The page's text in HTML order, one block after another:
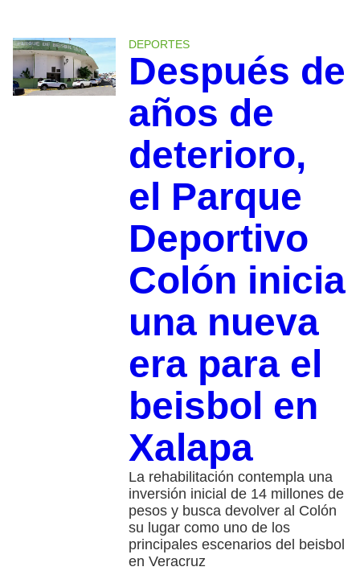
DEPORTES
Después de
años de
deterioro,
el Parque
Deportivo
Colón inicia
una nueva
era para el
beisbol en
Xalapa
La rehabilitación contempla una
inversión inicial de 14 millones de
pesos y busca devolver al Colón
su lugar como uno de los
principales escenarios del beisbol
en Veracruz